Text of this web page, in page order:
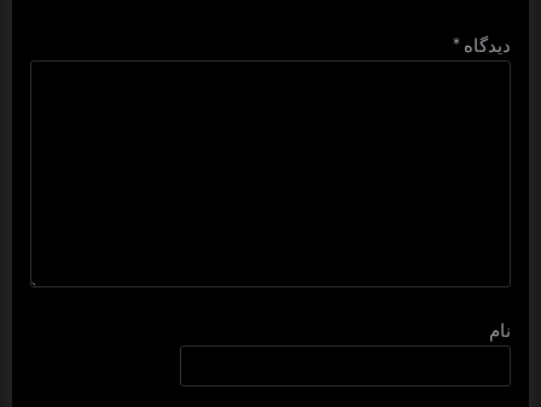
دیدگاه *
نام